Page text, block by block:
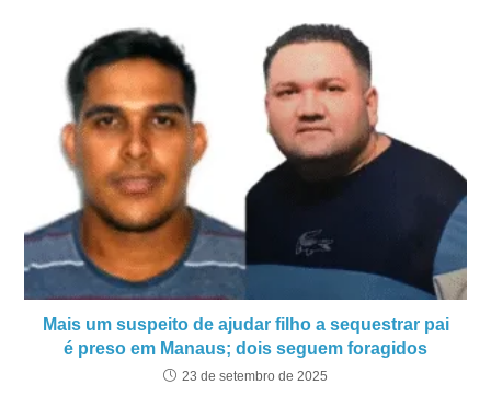
Mais um suspeito de ajudar filho a sequestrar pai
é preso em Manaus; dois seguem foragidos
23 de setembro de 2025